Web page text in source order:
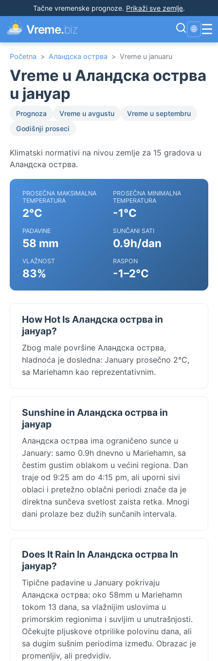
Tačne vremenske prognoze. Prikaži sve zemlje.
Vreme.biz 🌐 ☰
Početna > Аландска острва > Vreme u januaru
Vreme u Аландска острва
u јануар
Prognoza Vreme u avgustu
Vreme u septembru
Godišnji proseci
Klimatski normativi na nivou zemlje za 15 gradova u
Аландска острва.
PROSEČNA MAKSIMALNA
TEMPERATURA
2°C
PROSEČNA MINIMALNA
TEMPERATURA
-1°C
PADAVINE
58 mm
SUNČANI SATI
0.9h/dan
VLAŽNOST
83%
RASPON
-1–2°C
How Hot Is Аландска острва in
јануар?
Zbog male površine Аландска острва,
hladnoća je dosledna: January prosečno 2°C,
sa Mariehamn kao reprezentativnim.
Sunshine in Аландска острва in
јануар
Аландска острва ima ograničeno sunce u
January: samo 0.9h dnevno u Mariehamn, sa
čestim gustim oblakom u većini regiona. Dan
traje od 9:25 am do 4:15 pm, ali uporni sivi
oblaci i pretežno oblačni periodi znače da je
direktna sunčeva svetlost zaista retka. Mnogi
dani prolaze bez dužih sunčanih intervala.
Does It Rain In Аландска острва In
јануар?
Tipične padavine u January pokrivaju
Аландска острва: oko 58mm u Mariehamn
tokom 13 dana, sa vlažnijim uslovima u
primorskim regionima i suvljim u unutrašnjosti.
Očekujte pljuskove otprilike polovinu dana, ali
sa dugim sušnim periodima između. Obrazac je
promenljiv, ali predvidiv.